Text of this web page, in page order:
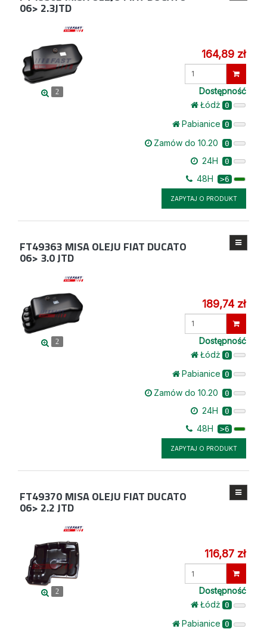
06> 2.3JTD
2
164,89 zł
Wprowadź
Dostępność
Łódż 0
Pabianice 0
Zamów do 10.20 0
24H 0
48H >6
ZAPYTAJ O PRODUKT
FT49363 MISA OLEJU FIAT DUCATO
06> 3.0 JTD
2
189,74 zł
Wprowadź
Dostępność
Łódż 0
Pabianice 0
Zamów do 10.20 0
24H 0
48H >6
ZAPYTAJ O PRODUKT
FT49370 MISA OLEJU FIAT DUCATO
06> 2.2 JTD
2
116,87 zł
Dostępność
Łódż 0
Pabianice 0